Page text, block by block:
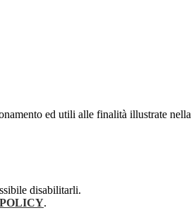
ed utili alle finalità illustrate nella
disabilitarli.
.